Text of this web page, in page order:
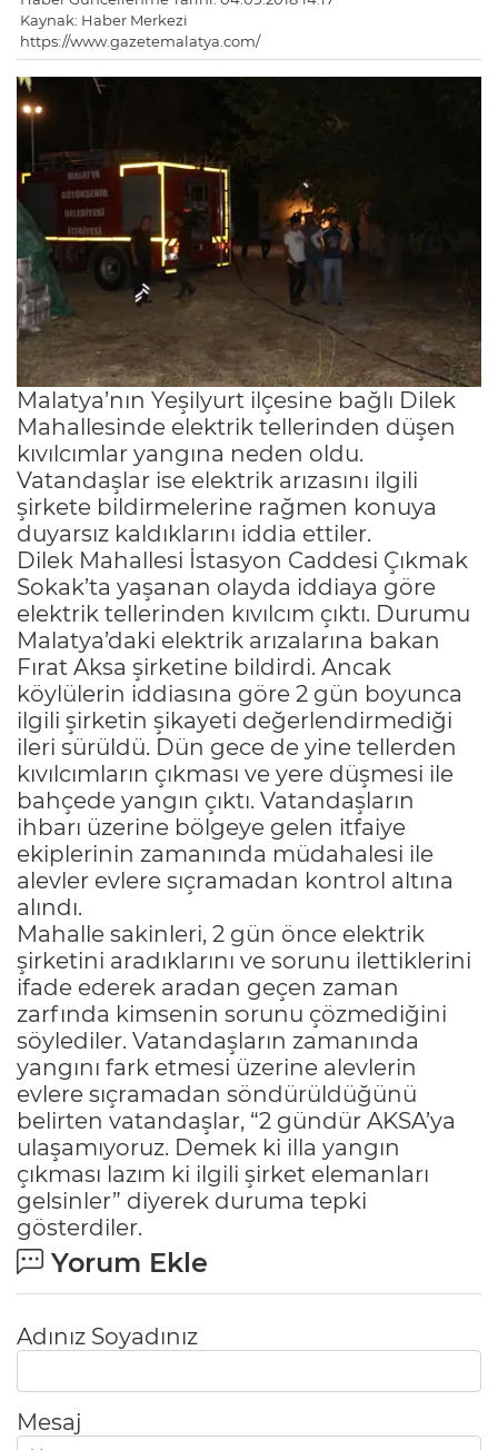
Kaynak: Haber Merkezi
https://www.gazetemalatya.com/
Malatya’nın Yeşilyurt ilçesine bağlı Dilek
Mahallesinde elektrik tellerinden düşen
kıvılcımlar yangına neden oldu.
Vatandaşlar ise elektrik arızasını ilgili
şirkete bildirmelerine rağmen konuya
duyarsız kaldıklarını iddia ettiler.
Dilek Mahallesi İstasyon Caddesi Çıkmak
Sokak’ta yaşanan olayda iddiaya göre
elektrik tellerinden kıvılcım çıktı. Durumu
Malatya’daki elektrik arızalarına bakan
Fırat Aksa şirketine bildirdi. Ancak
köylülerin iddiasına göre 2 gün boyunca
ilgili şirketin şikayeti değerlendirmediği
ileri sürüldü. Dün gece de yine tellerden
kıvılcımların çıkması ve yere düşmesi ile
bahçede yangın çıktı. Vatandaşların
ihbarı üzerine bölgeye gelen itfaiye
ekiplerinin zamanında müdahalesi ile
alevler evlere sıçramadan kontrol altına
alındı.
Mahalle sakinleri, 2 gün önce elektrik
şirketini aradıklarını ve sorunu ilettiklerini
ifade ederek aradan geçen zaman
zarfında kimsenin sorunu çözmediğini
söylediler. Vatandaşların zamanında
yangını fark etmesi üzerine alevlerin
evlere sıçramadan söndürüldüğünü
belirten vatandaşlar, “2 gündür AKSA’ya
ulaşamıyoruz. Demek ki illa yangın
çıkması lazım ki ilgili şirket elemanları
gelsinler” diyerek duruma tepki
gösterdiler.
Yorum Ekle
Adınız Soyadınız
Mesaj